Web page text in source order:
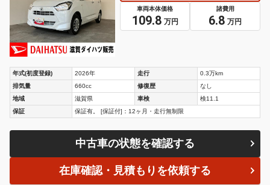
車両本体価格
109.8 万円
諸費用
6.8 万円
年式(初度登録) 2026年 走行
0.3万km
排気量
660cc 修復歴
なし
地域
滋賀県 車検
検11.1
保証
保証有。 [保証付]：12ヶ月・走行無制限
中古車の状態を確認する
在庫確認・見積もりを依頼する